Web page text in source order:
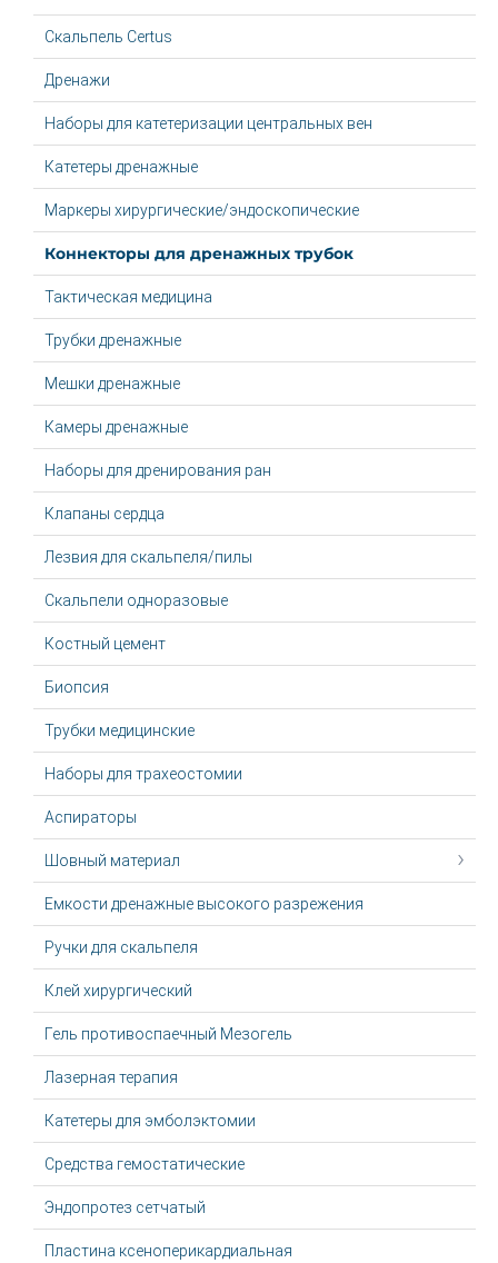
Скальпель Certus
Дренажи
Наборы для катетеризации центральных вен
Катетеры дренажные
Маркеры хирургические/эндоскопические
Коннекторы для дренажных трубок
Тактическая медицина
Трубки дренажные
Мешки дренажные
Камеры дренажные
Наборы для дренирования ран
Клапаны сердца
Лезвия для скальпеля/пилы
Скальпели одноразовые
Костный цемент
Биопсия
Трубки медицинские
Наборы для трахеостомии
Аспираторы
Шовный материал
Емкости дренажные высокого разрежения
Ручки для скальпеля
Клей хирургический
Гель противоспаечный Мезогель
Лазерная терапия
Катетеры для эмболэктомии
Средства гемостатические
Эндопротез сетчатый
Пластина ксеноперикардиальная